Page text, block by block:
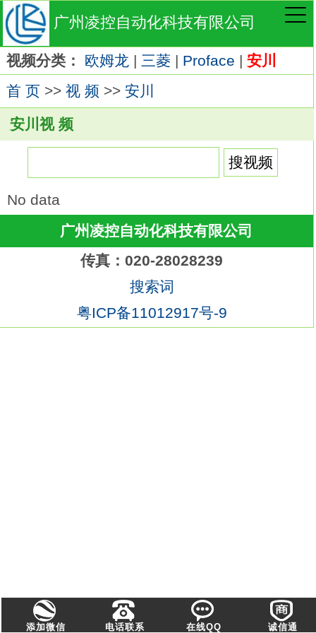
广州凌控自动化科技有限公司
视频分类： 欧姆龙 | 三菱| Proface | 安川
首 页>> 视 频 >> 安川
安川视 频
No data
广州凌控自动化科技有限公司
传真：020-28028239
搜索词
粤ICP备11012917号-9
添加微信 电话联系 在线QQ 诚信通